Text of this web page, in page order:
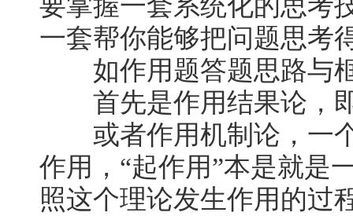
要掌握一套系统化的思考
一套帮你能够把问题思考
如作用题答题思路与
首先是作用结果论，
或者作用机制论，一个
作用，“起作用”本是就是
照这个理论发生作用的过